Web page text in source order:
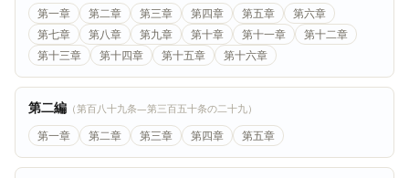
第一章 第二章 第三章 第四章 第五章
第六章
第七章
第八章 第九章 第十章 第十一章
第十二章
第十三章
第十四章 第十五章 第十六章
第二編 （第百八十九条―第三百五十条の二十九）
第一章 第二章 第三章 第四章 第五章